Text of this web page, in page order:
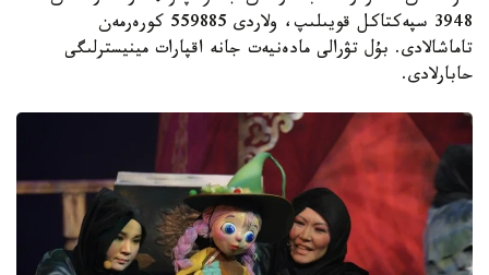
3948 سپەكتاكل قويىلىپ، ولاردى 559885 كورەرمەن
تاماشالادى. بۇل تۋرالى مادەنيەت جانە اقپارات مينيسترلىگى
حابارلادى.